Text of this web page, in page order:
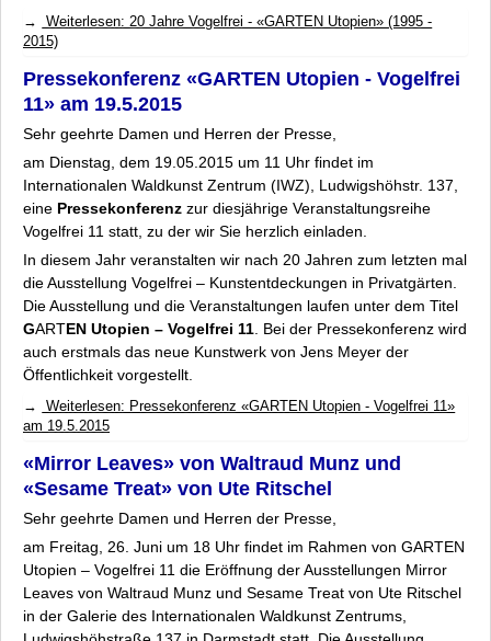
Weiterlesen: 20 Jahre Vogelfrei - «GARTEN Utopien» (1995 -
2015)
Pressekonferenz «GARTEN Utopien - Vogelfrei
11» am 19.5.2015
Sehr geehrte Damen und Herren der Presse,
am Dienstag, dem 19.05.2015 um 11 Uhr findet im
Internationalen Waldkunst Zentrum (IWZ), Ludwigshöhstr. 137,
eine Pressekonferenz zur diesjährige Veranstaltungsreihe
Vogelfrei 11 statt, zu der wir Sie herzlich einladen.
In diesem Jahr veranstalten wir nach 20 Jahren zum letzten mal
die Ausstellung Vogelfrei – Kunstentdeckungen in Privatgärten
Die Ausstellung und die Veranstaltungen laufen unter dem Titel
GARTEN Utopien – Vogelfrei 11 . Bei der Pressekonferenz wird
auch erstmals das neue Kunstwerk von Jens Meyer der
Öffentlichkeit vorgestellt.
Weiterlesen: Pressekonferenz «GARTEN Utopien - Vogelfrei 11»
am 19.5.2015
«Mirror Leaves» von Waltraud Munz und
«Sesame Treat» von Ute Ritschel
Sehr geehrte Damen und Herren der Presse,
am Freitag, 26. Juni um 18 Uhr findet im Rahmen von GARTEN
Utopien – Vogelfrei 11 die Eröffnung der Ausstellungen Mirror
Leaves von Waltraud Munz und Sesame Treat von Ute Ritschel
in der Galerie des Internationalen Waldkunst Zentrums,